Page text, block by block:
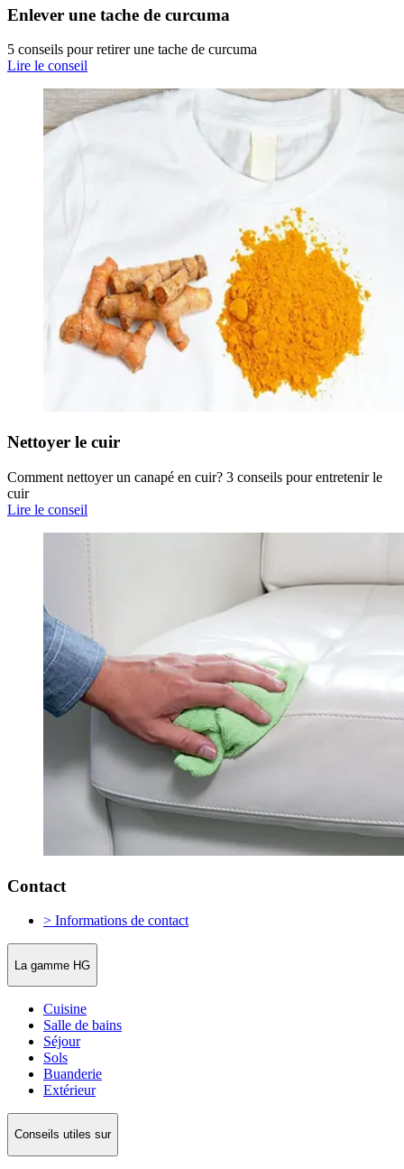
Enlever une tache de curcuma
5 conseils pour retirer une tache de curcuma
Lire le conseil
Nettoyer le cuir
Comment nettoyer un canapé en cuir? 3 conseils pour entretenir le
cuir
Lire le conseil
Contact
> Informations de contact
La gamme HG
Cuisine
Salle de bains
Séjour
Sols
Buanderie
Extérieur
Conseils utiles sur